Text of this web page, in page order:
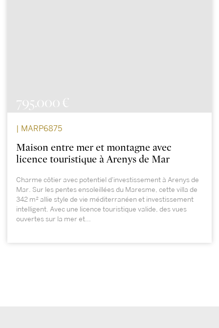
795.000 €
| MARP6875
Maison entre mer et montagne avec
licence touristique à Arenys de Mar
Charme côtier avec potentiel d'investissement à Arenys de
Mar. Sur les pentes ensoleillées du Maresme, cette villa de
342 m² allie style de vie méditerranéen et investissement
intelligent. Avec une licence touristique valide, des vues
ouvertes sur la mer et...